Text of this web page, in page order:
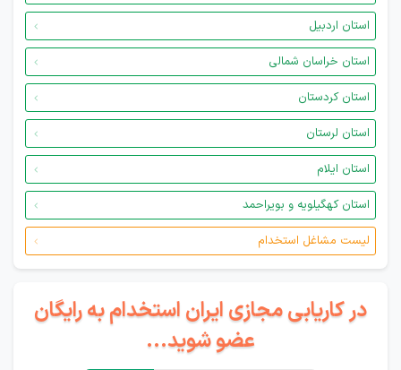
استان اردبیل
استان خراسان شمالی
استان کردستان
استان لرستان
استان ایلام
استان کهگیلویه و بویراحمد
لیست مشاغل استخدام
در کاریابی مجازی ایران استخدام به رایگان
عضو شوید...